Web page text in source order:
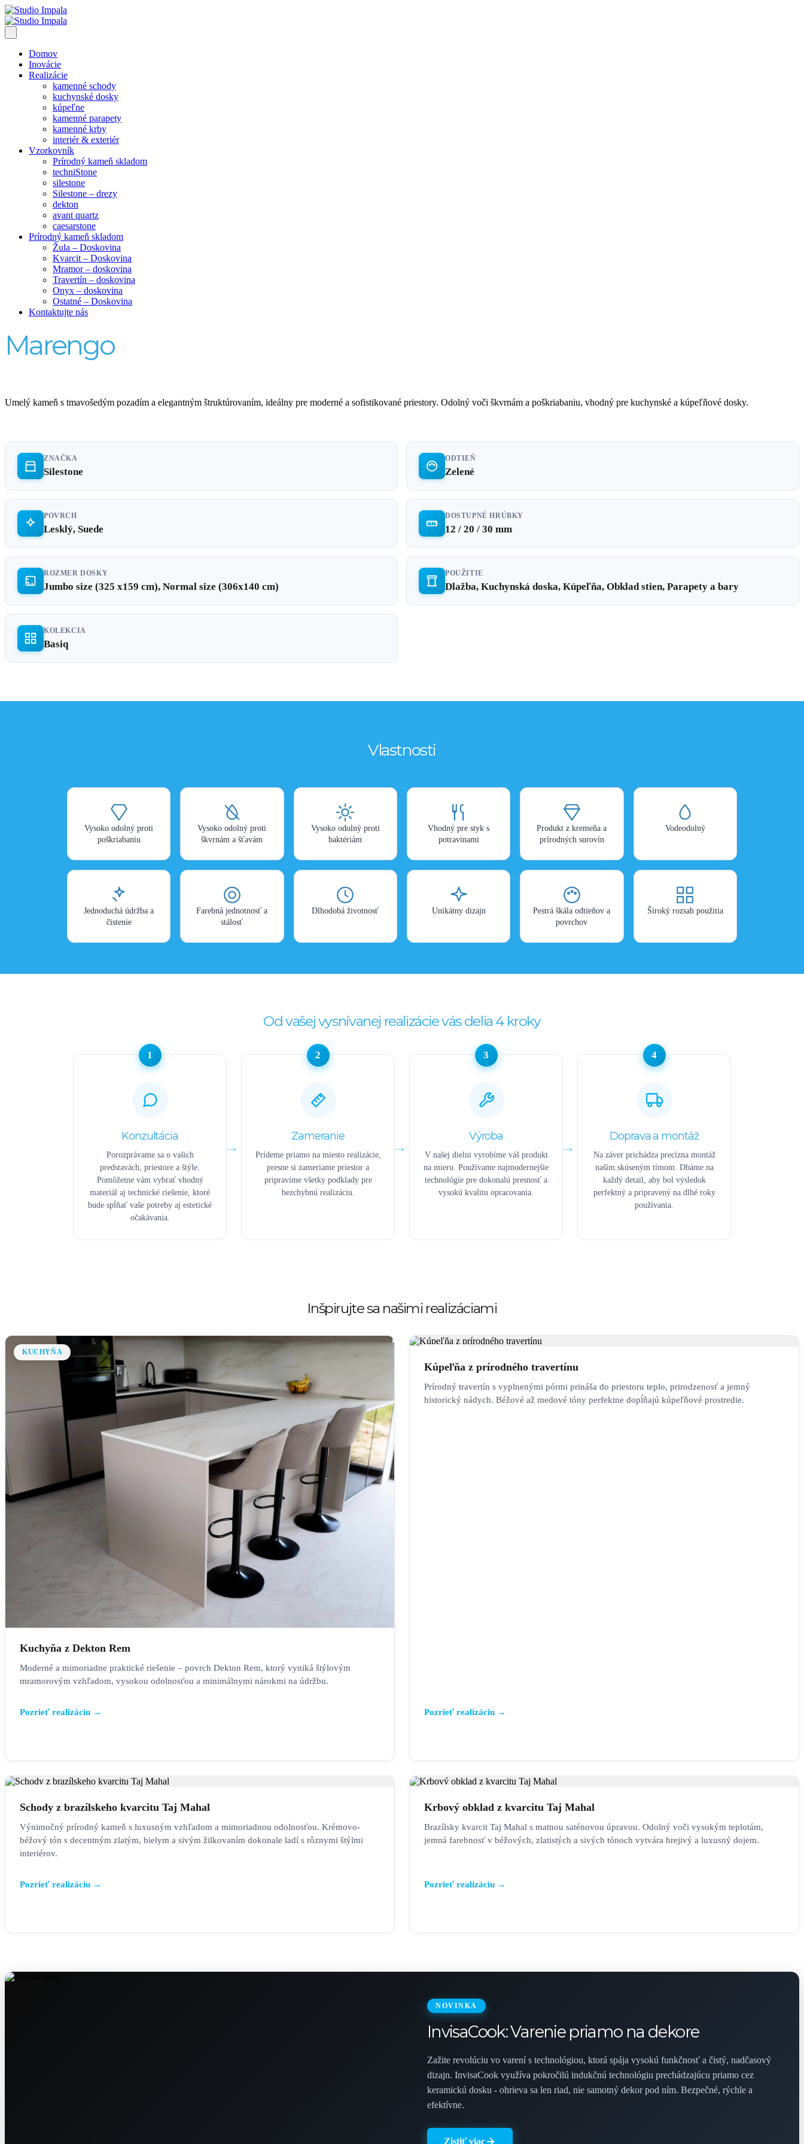
Domov
Inovácie
Realizácie
kamenné schody
kuchynské dosky
kúpeľne
kamenné parapety
kamenné krby
interiér & exteriér
Vzorkovník
Prírodný kameň skladom
techniStone
silestone
Silestone – drezy
dekton
avant quartz
caesarstone
Prírodný kameň skladom
Žula – Doskovina
Kvarcit – Doskovina
Mramor – doskovina
Travertín – doskovina
Onyx – doskovina
Ostatné – Doskovina
Kontaktujte nás
Marengo
Umelý kameň s tmavošedým pozadím a elegantným štruktúrovaním, ideálny pre moderné a sofistikované priestory. Odolný voči škvrnám a poškriabaniu, vhodný pre kuchynské a kúpeľňové dosky.
ZNAČKA
Silestone
ODTIEŇ
Zelené
POVRCH
Lesklý, Suede
DOSTUPNÉ HRÚBKY
12 / 20 / 30 mm
ROZMER DOSKY
Jumbo size (325 x159 cm), Normal size (306x140 cm)
POUŽITIE
Dlažba, Kuchynská doska, Kúpeľňa, Obklad stien, Parapety a bary
KOLEKCIA
Basiq
Vlastnosti
Vysoko odolný proti
poškriabaniu
Vysoko odolný proti
škvrnám a šťavám
Vysoko odolný proti
baktériám
Vhodný pre styk s
potravinami
Produkt z kremeňa a
prírodných surovín
Vodeodolný
Jednoduchá údržba a
čistenie
Farebná jednotnosť a
stálosť
Dlhodobá životnosť Unikátny dizajn
Pestrá škála odtieňov a
povrchov
Široký rozsah použitia
Od vašej vysnívanej realizácie vás delia 4 kroky
1
Konzultácia
Porozprávame sa o vašich
predstavách, priestore a štýle.
Pomôžeme vám vybrať vhodný
materiál aj technické riešenie, ktoré
bude spĺňať vaše potreby aj estetické
očakávania.
2
Zameranie
Prídeme priamo na miesto realizácie,
presne si zameriame priestor a
pripravíme všetky podklady pre
bezchybnú realizáciu.
3
Výroba
V našej dielni vyrobíme váš produkt
na mieru. Používame najmodernejšie
technológie pre dokonalú presnosť a
vysokú kvalitu opracovania.
4
Doprava a montáž
Na záver prichádza precízna montáž
naším skúseným tímom. Dbáme na
každý detail, aby bol výsledok
perfektný a pripravený na dlhé roky
používania.
Inšpirujte sa našimi realizáciami
KUCHYŇA
Kuchyňa z Dekton Rem
Moderné a mimoriadne praktické riešenie – povrch Dekton Rem, ktorý vyniká štýlovým
mramorovým vzhľadom, vysokou odolnosťou a minimálnymi nárokmi na údržbu.
Pozrieť realizáciu →
Kúpeľňa z prírodného travertínu
Prírodný travertín s vyplnenými pórmi prináša do priestoru teplo, prirodzenosť a jemný
historický nádych. Béžové až medové tóny perfektne dopĺňajú kúpeľňové prostredie.
Pozrieť realizáciu →
Schody z brazílskeho kvarcitu Taj Mahal
Výnimočný prírodný kameň s luxusným vzhľadom a mimoriadnou odolnosťou. Krémovo-
béžový tón s decentným zlatým, bielym a sivým žilkovaním dokonale ladí s rôznymi štýlmi
interiérov.
Pozrieť realizáciu →
Krbový obklad z kvarcitu Taj Mahal
Brazílsky kvarcit Taj Mahal s matnou saténovou úpravou. Odolný voči vysokým teplotám,
jemná farebnosť v béžových, zlatistých a sivých tónoch vytvára hrejivý a luxusný dojem.
Pozrieť realizáciu →
NOVINKA
InvisaCook: Varenie priamo na dekore
Zažite revolúciu vo varení s technológiou, ktorá spája vysokú funkčnosť a čistý, nadčasový
dizajn. InvisaCook využíva pokročilú indukčnú technológiu prechádzajúcu priamo cez
keramickú dosku - ohrieva sa len riad, nie samotný dekor pod ním. Bezpečné, rýchle a
efektívne.
Zistiť viac